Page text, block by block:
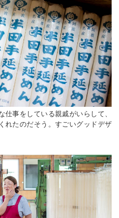
仕事をしている親戚がいらして、
れたのだそう。すごいグッドデザ